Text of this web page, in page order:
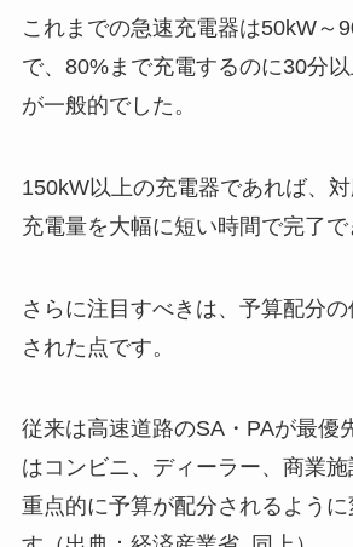
これまでの急速充電器は50kW～
で、80%まで充電するのに30分
が一般的でした。
150kW以上の充電器であれば、
充電量を大幅に短い時間で完了で
さらに注目すべきは、予算配分
された点です。
従来は高速道路のSA・PAが最優
はコンビニ、ディーラー、商業
重点的に予算が配分されるように